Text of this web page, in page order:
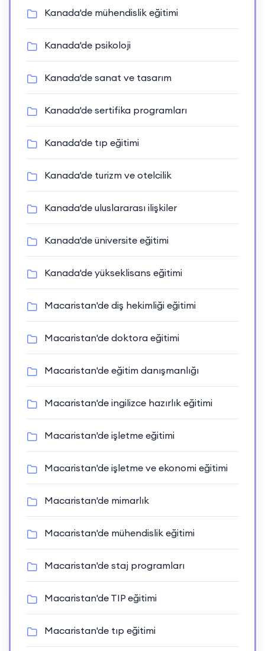
Kanada'de mühendislik eğitimi
Kanada'de psikoloji
Kanada'de sanat ve tasarım
Kanada'de sertifika programları
Kanada'de tıp eğitimi
Kanada'de turizm ve otelcilik
Kanada'de uluslararası ilişkiler
Kanada'de üniversite eğitimi
Kanada'de yükseklisans eğitimi
Macaristan'de diş hekimliği eğitimi
Macaristan'de doktora eğitimi
Macaristan'de eğitim danışmanlığı
Macaristan'de ingilizce hazırlık eğitimi
Macaristan'de işletme eğitimi
Macaristan'de işletme ve ekonomi eğitimi
Macaristan'de mimarlık
Macaristan'de mühendislik eğitimi
Macaristan'de staj programları
Macaristan'de TIP eğitimi
Macaristan'de tıp eğitimi